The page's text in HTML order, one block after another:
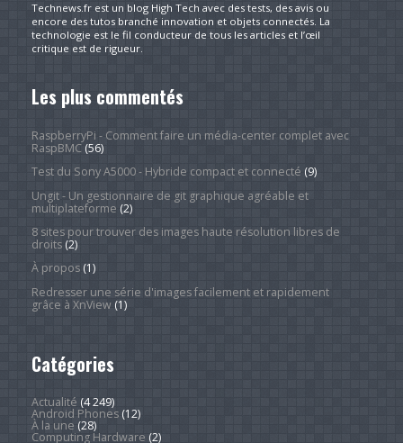
Technews.fr est un blog High Tech avec des tests, des avis ou
encore des tutos branché innovation et objets connectés. La
technologie est le fil conducteur de tous les articles et l’œil
critique est de rigueur.
Les plus commentés
RaspberryPi - Comment faire un média-center complet avec
RaspBMC(56)
Test du Sony A5000 - Hybride compact et connecté (9)
Ungit - Un gestionnaire de git graphique agréable et
multiplateforme (2)
8 sites pour trouver des images haute résolution libres de
droits(2)
À propos(1)
Redresser une série d'images facilement et rapidement
grâce à XnView(1)
Catégories
Actualité (4 249)
Android Phones(12)
À la une (28)
Computing Hardware (2)